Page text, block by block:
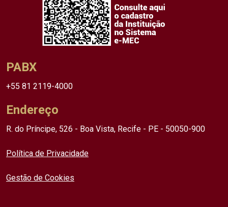
PABX
+55 81 2119-4000
Endereço
R. do Príncipe, 526 - Boa Vista, Recife - PE - 50050-900
Política de Privacidade
Gestão de Cookies